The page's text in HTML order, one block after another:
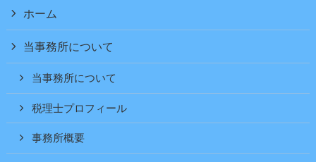
ホーム
当事務所について
当事務所について
税理士プロフィール
事務所概要